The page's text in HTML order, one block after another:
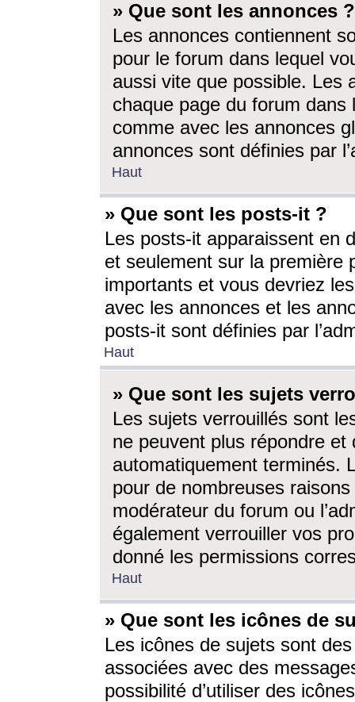
» Que sont les annonces ?
Les annonces contiennent
pour le forum dans lequel
aussi vite que possible. Les
chaque page du forum dans
comme avec les annonces
annonces sont définies par
Haut
» Que sont les posts-it ?
Les posts-it apparaissent en
et seulement sur la première
importants et vous devriez
avec les annonces et les
posts-it sont définies par
Haut
» Que sont les sujets
Les sujets verrouillés sont
ne peuvent plus répondre
automatiquement terminés.
pour de nombreuses
modérateur du forum ou
également verrouiller vos
donné les permissions
Haut
» Que sont les icônes de
Les icônes de sujets sont
associées avec des
possibilité d’utiliser des